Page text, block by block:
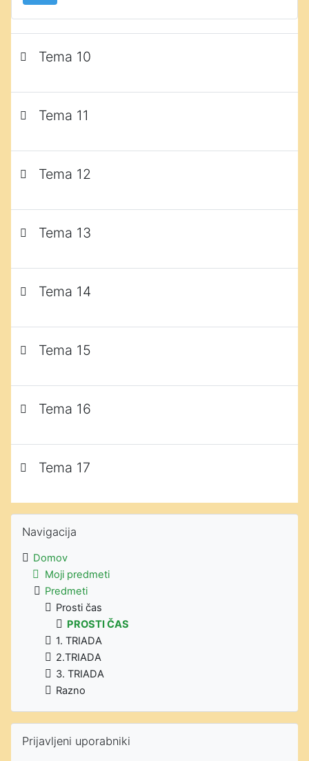
Tema 10
Tema 11
Tema 12
Tema 13
Tema 14
Tema 15
Tema 16
Tema 17
Preskoči Navigacija
Navigacija
Domov
Moji predmeti
Predmeti
Prosti čas
PROSTI ČAS
1. TRIADA
2.TRIADA
3. TRIADA
Razno
Preskoči Prijavljeni uporabniki
Prijavljeni uporabniki